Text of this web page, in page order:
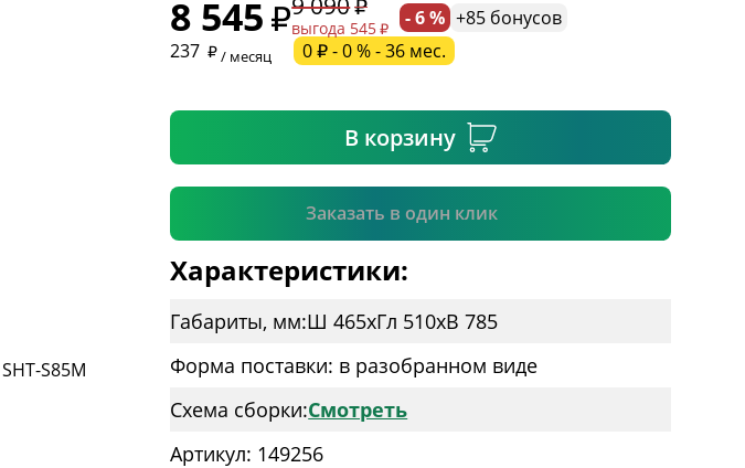
8 545 выгода 545 - 6 % +85 бонусов
237
/ месяц 0 ₽ - 0 % - 36 мес.
В корзину
Заказать в один клик
* необязательное поле
Подтвердить
Характеристики:
Габариты, мм:Ш 465xГл 510xВ 785
Форма поставки: в разобранном виде
Схема сборки:Смотреть
Артикул: 149256